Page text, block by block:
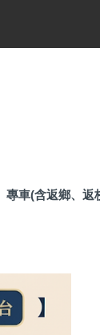
專車(含返鄉、返